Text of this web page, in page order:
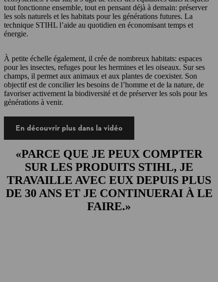
tout fonctionne ensemble, tout en pensant déjà à demain: préserver
les sols naturels et les habitats pour les générations futures. La
technique STIHL l’aide au quotidien en économisant temps et
énergie.
À petite échelle également, il crée de nombreux habitats: espaces
pour les insectes, refuges pour les hermines et les oiseaux. Sur ses
champs, il permet aux animaux et aux plantes de coexister. Son
objectif est de concilier les besoins de l’homme et de la nature, de
favoriser activement la biodiversité et de préserver les sols pour les
générations à venir.
En découvrir plus dans la vidéo
«PARCE QUE JE PEUX COMPTER
SUR LES PRODUITS STIHL, JE
TRAVAILLE AVEC EUX DEPUIS PLUS
DE 30 ANS ET JE CONTINUERAI À LE
FAIRE.»